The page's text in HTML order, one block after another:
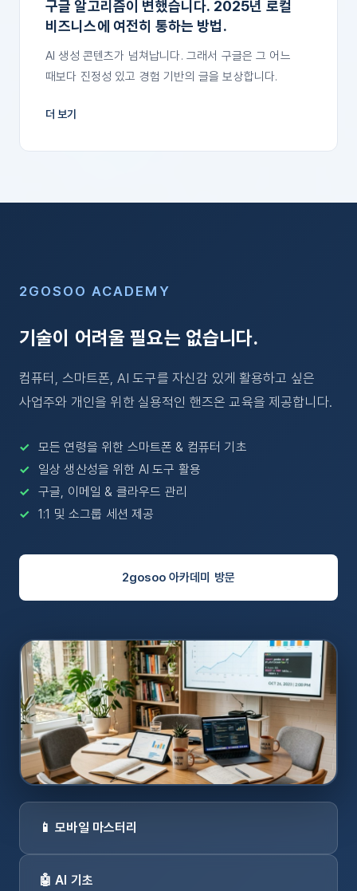
구글 알고리즘이 변했습니다. 2025년 로컬
비즈니스에 여전히 통하는 방법.
AI 생성 콘텐츠가 넘쳐납니다. 그래서 구글은 그 어느
때보다 진정성 있고 경험 기반의 글을 보상합니다.
더 보기
2GOSOO ACADEMY
기술이 어려울 필요는 없습니다.
컴퓨터, 스마트폰, AI 도구를 자신감 있게 활용하고 싶은
사업주와 개인을 위한 실용적인 핸즈온 교육을 제공합니다.
모든 연령을 위한 스마트폰 & 컴퓨터 기초
일상 생산성을 위한 AI 도구 활용
구글, 이메일 & 클라우드 관리
1:1 및 소그룹 세션 제공
2gosoo 아카데미 방문
📱 모바일 마스터리
🤖 AI 기초